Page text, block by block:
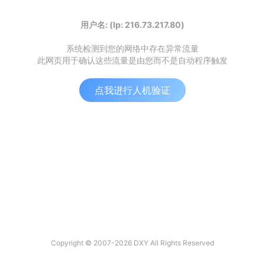
用户名: (Ip: 216.73.217.80)
系统检测到您的网络中存在异常流量
此网页用于确认这些流量是由您而不是自动程序触发
点我进行人机验证
Copyright © 2007-2026 DXY All Rights Reserved